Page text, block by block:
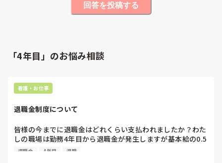
回答を投稿する
「4年目」のお悩み相談
看護・お仕事
退職金制度について
皆様の今までに退職金はどれくらい支払われましたか？わた
しの職場は勤務4年目から退職金が発生しますが基本給の0.5
の額＋加入基金から20万というほどでした。高いのか低いの
退職金 4年目 退職